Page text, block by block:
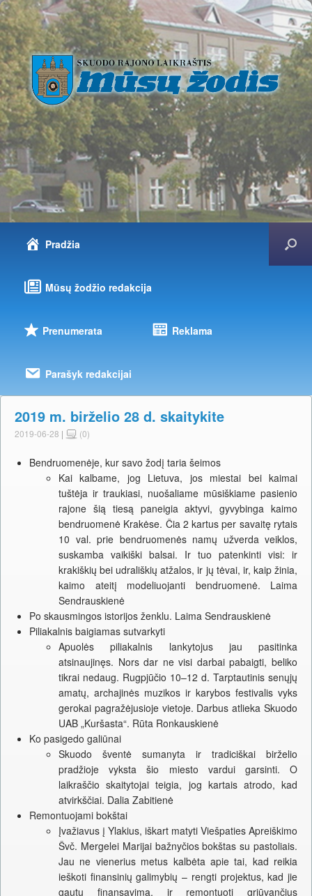
Pradžia
Mūsų žodžio redakcija
Prenumerata Reklama
Parašyk redakcijai
2019 m. birželio 28 d. skaitykite
2019-06-28 | (0)
Bendruomenėje, kur savo žodį taria šeimos
Kai kalbame, jog Lietuva, jos miestai bei kaimai
tuštėja ir traukiasi, nuošaliame mūsiškiame pasienio
rajone šią tiesą paneigia aktyvi, gyvybinga kaimo
bendruomenė Krakėse. Čia 2 kartus per savaitę rytais
10 val. prie bendruomenės namų užverda veiklos,
suskamba vaikiški balsai. Ir tuo patenkinti visi: ir
krakiškių bei udrališkių atžalos, ir jų tėvai, ir, kaip žinia,
kaimo ateitį modeliuojanti bendruomenė. Laima
Sendrauskienė
Po skausmingos istorijos ženklu. Laima Sendrauskienė
Piliakalnis baigiamas sutvarkyti
Apuolės piliakalnis lankytojus jau pasitinka
atsinaujinęs. Nors dar ne visi darbai pabaigti, beliko
tikrai nedaug. Rugpjūčio 10–12 d. Tarptautinis senųjų
amatų, archajinės muzikos ir karybos festivalis vyks
gerokai pagražėjusioje vietoje. Darbus atlieka Skuodo
UAB „Kuršasta“. Rūta Ronkauskienė
Ko pasigedo galiūnai
Skuodo šventė sumanyta ir tradiciškai birželio
pradžioje vyksta šio miesto vardui garsinti. O
laikraščio skaitytojai teigia, jog kartais atrodo, kad
atvirkščiai. Dalia Zabitienė
Remontuojami bokštai
Įvažiavus į Ylakius, iškart matyti Viešpaties Apreiškimo
Švč. Mergelei Marijai bažnyčios bokštas su pastoliais.
Jau ne vienerius metus kalbėta apie tai, kad reikia
ieškoti finansinių galimybių – rengti projektus, kad jie
gautų finansavimą, ir remontuoti griūvančius